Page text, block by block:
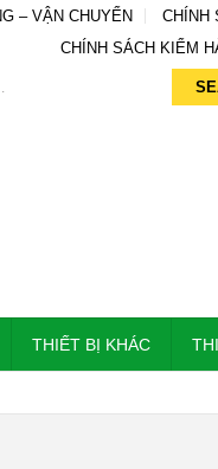
– VẬN CHUYỂN
CHÍNH
CHÍNH SÁCH KIỂM
THIẾT BỊ KHÁC